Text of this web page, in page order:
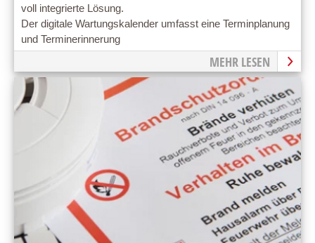
voll integrierte Lösung.
Der digitale Wartungskalender umfasst eine Terminplanung
und Terminerinnerung
MEHR LESEN